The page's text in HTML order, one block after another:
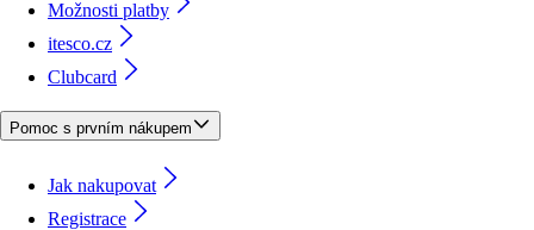
Možnosti platby
itesco.cz
Clubcard
Pomoc s prvním nákupem
Jak nakupovat
Registrace